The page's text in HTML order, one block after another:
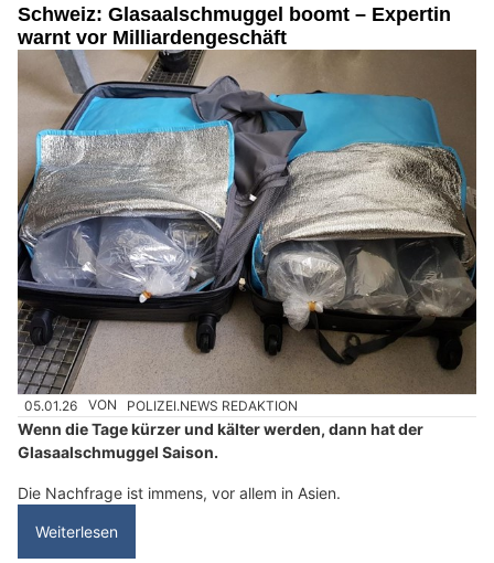
Schweiz: Glasaalschmuggel boomt – Expertin
warnt vor Milliardengeschäft
05.01.26 VON POLIZEI.NEWS REDAKTION
Wenn die Tage kürzer und kälter werden, dann hat der
Glasaalschmuggel Saison.
Die Nachfrage ist immens, vor allem in Asien.
Weiterlesen